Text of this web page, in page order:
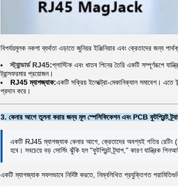
বিপর্যয়মূলক নকশা ব্যর্থতা এড়াতে জুনিয়র ইঞ্জিনিয়ার এবং ক্রেতাদের জন্য
স্ট্যান্ডার্ড RJ45:প্লাস্টিক এবং ধাতব পিনের তৈরি একটি সম্পূর্ণরূপে
ট্রান্সফরমার প্রয়োজন।
RJ45 ম্যাগজ্যাক:একটি সক্রিয় ইলেক্ট্রো-মেকানিক্যাল সমাবেশ। এতে
প্রদান করে।
3. কেনার আগে তুলনা করার জন্য মূল স্পেসিফিকেশন এবং PCB ফুটপ্রিন্ট
একটি RJ45 ম্যাগজ্যাক কেনার আগে, ক্রেতাদের অবশ্যই গতির
হবে। সবচেয়ে বড় সোর্সিং ঝুঁকি হল "ফুটপ্রিন্ট ট্র্যাপ," কারণ যান্ত্রিক
একটি ম্যাগজ্যাক সফলভাবে নির্দিষ্ট করতে, নিম্নলিখিত প্রযুক্তিগত